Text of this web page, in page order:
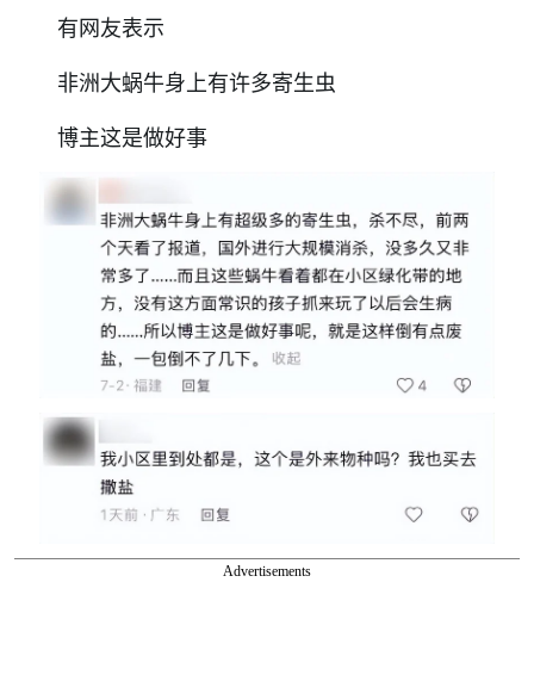
有网友表示
非洲大蜗牛身上有许多寄生虫
博主这是做好事
Advertisements